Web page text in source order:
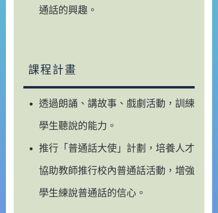
通話的興趣。
課程計畫
透過朗誦、講故事、戲劇活動，訓練
學生聽說的能力。
推行「普通話大使」計劃，培養人才
協助教師推行校內普通話活動，增強
學生練說普通話的信心。